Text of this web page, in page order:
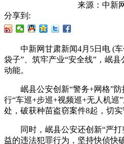
来源： 中新
分享到:
中新网甘肃新闻4月5日电 (车
袋子”、筑牢产业“安全线”，岷
动能。
岷县公安创新“警务+网格”防
行“车巡+步巡+视频巡+无人机
处，破获种苗盗窃案件8起，切实
同时，岷县公安还创新“严打
益的违法犯罪行为，坚持快侦快